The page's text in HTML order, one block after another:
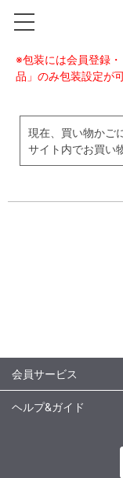
※包装には会員登録
品」のみ包装設定が
現在、買い物かご
サイト内でお買い
会員サービス
ヘルプ&ガイド